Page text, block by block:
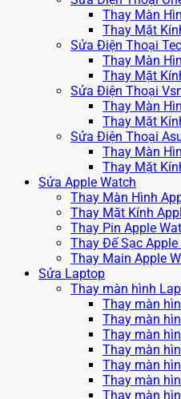
Thay Màn
Thay Mặt
Sửa Điện Thoại
Thay Màn
Thay Mặt
Sửa Điện Thoại
Thay Màn
Thay Mặt
Sửa Điện Thoại
Thay Màn
Thay Mặt
Sửa Apple Watch
Thay Màn Hình
Thay Mặt Kính
Thay Pin Apple
Thay Đế Sạc Apple
Thay Main Apple
Sửa Laptop
Thay màn hình
Thay màn
Thay màn
Thay màn
Thay màn
Thay màn
Thay màn
Thay màn